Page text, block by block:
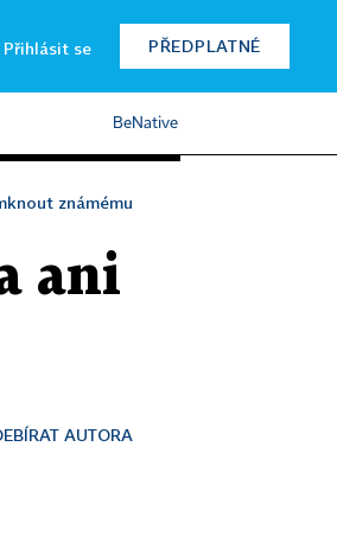
Přihlásit se PŘEDPLATNÉ
BeNative
známému
ani
AUTORA